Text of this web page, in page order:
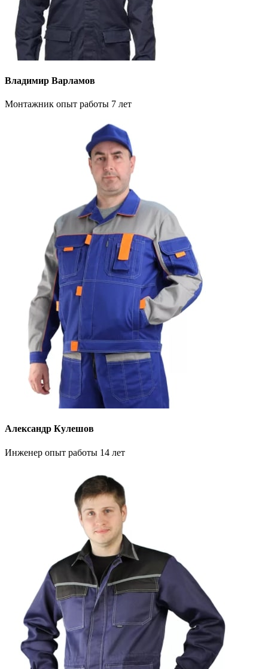
Владимир Варламов
Монтажник опыт работы 7 лет
Александр Кулешов
Инженер опыт работы 14 лет